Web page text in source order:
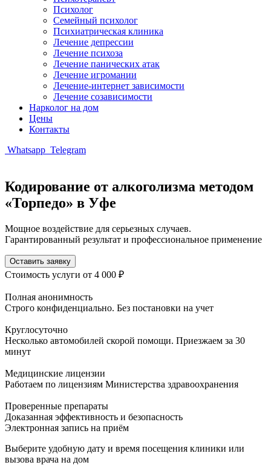
Психолог
Семейный психолог
Психиатрическая клиника
Лечение депрессии
Лечение психоза
Лечение панических атак
Лечение игромании
Лечение-интернет зависимости
Лечение созависимости
Нарколог на дом
Цены
Контакты
Whatsapp Telegram
Кодирование от алкоголизма методом
«Торпедо» в Уфе
Мощное воздействие для серьезных случаев.
Гарантированный результат и профессиональное применение
Оставить заявку
Стоимость услуги от 4 000 ₽
Полная анонимность
Строго конфиденциально. Без постановки на учет
Круглосуточно
Несколько автомобилей скорой помощи. Приезжаем за 30
минут
Медицинские лицензии
Работаем по лицензиям Министерства здравоохранения
Проверенные препараты
Доказанная эффективность и безопасность
Электронная запись на приём
Выберите удобную дату и время посещения клиники или
вызова врача на дом